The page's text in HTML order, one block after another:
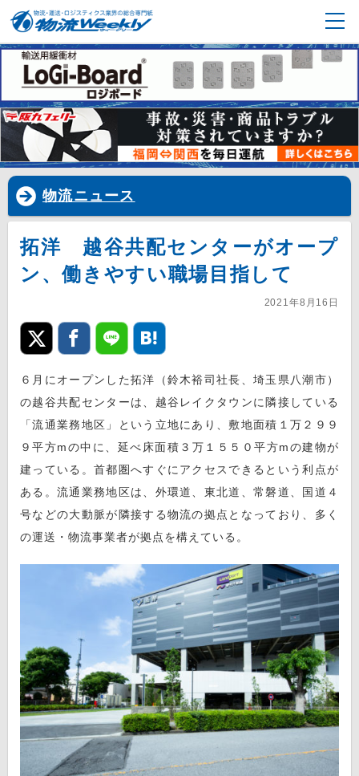
物流ニュース
拓洋 越谷共配センターがオープ
ン、働きやすい職場目指して
2021年8月16日
６月にオープンした拓洋（鈴木裕司社長、埼玉県八潮市）
の越谷共配センターは、越谷レイクタウンに隣接している
「流通業務地区」という立地にあり、敷地面積１万２９９
９平方mの中に、延べ床面積３万１５５０平方mの建物が
建っている。首都圏へすぐにアクセスできるという利点が
ある。流通業務地区は、外環道、東北道、常磐道、国道４
号などの大動脈が隣接する物流の拠点となっており、多く
の運送・物流事業者が拠点を構えている。